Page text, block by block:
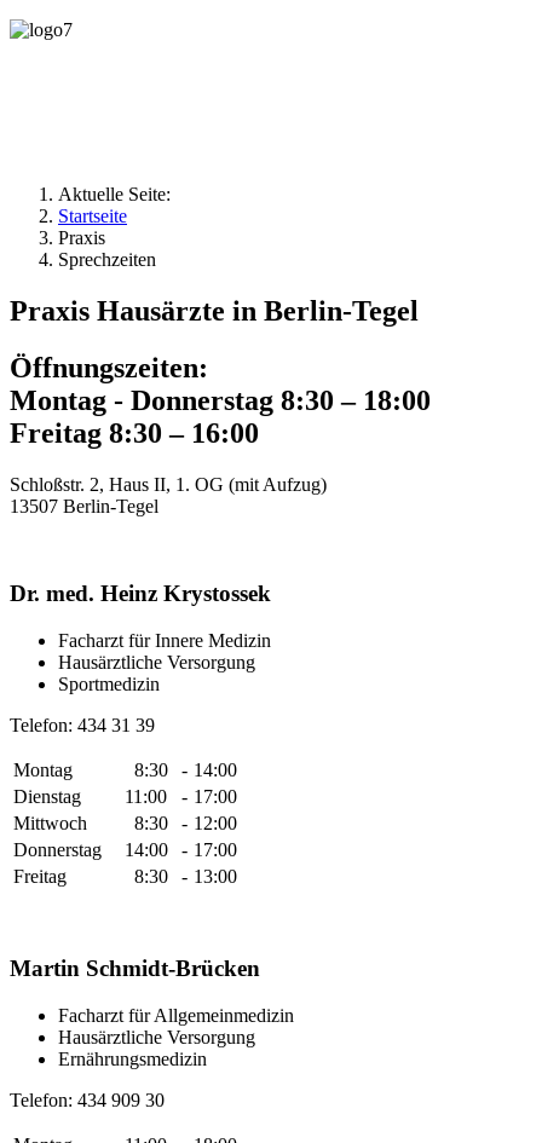
Aktuelle Seite:
Startseite
Praxis
Sprechzeiten
Praxis Hausärzte in Berlin-Tegel
Öffnungszeiten:
Montag - Donnerstag 8:30 – 18:00
Freitag 8:30 – 16:00
Schloßstr. 2, Haus II, 1. OG (mit Aufzug)
13507 Berlin-Tegel
Dr. med. Heinz Krystossek
Facharzt für Innere Medizin
Hausärztliche Versorgung
Sportmedizin
Telefon: 434 31 39
Montag 8:30 - 14:00
Dienstag
11:00 - 17:00
Mittwoch
8:30 - 12:00
Donnerstag
14:00 - 17:00
Freitag
8:30 - 13:00
Martin Schmidt-Brücken
Facharzt für Allgemeinmedizin
Hausärztliche Versorgung
Ernährungsmedizin
Telefon: 434 909 30